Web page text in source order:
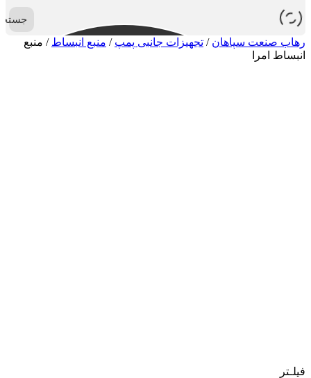
رهاب صنعت سپاهان / تجهیزات جانبی پمپ / منبع انبساط / منبع
انبساط امرا
فیلـتر